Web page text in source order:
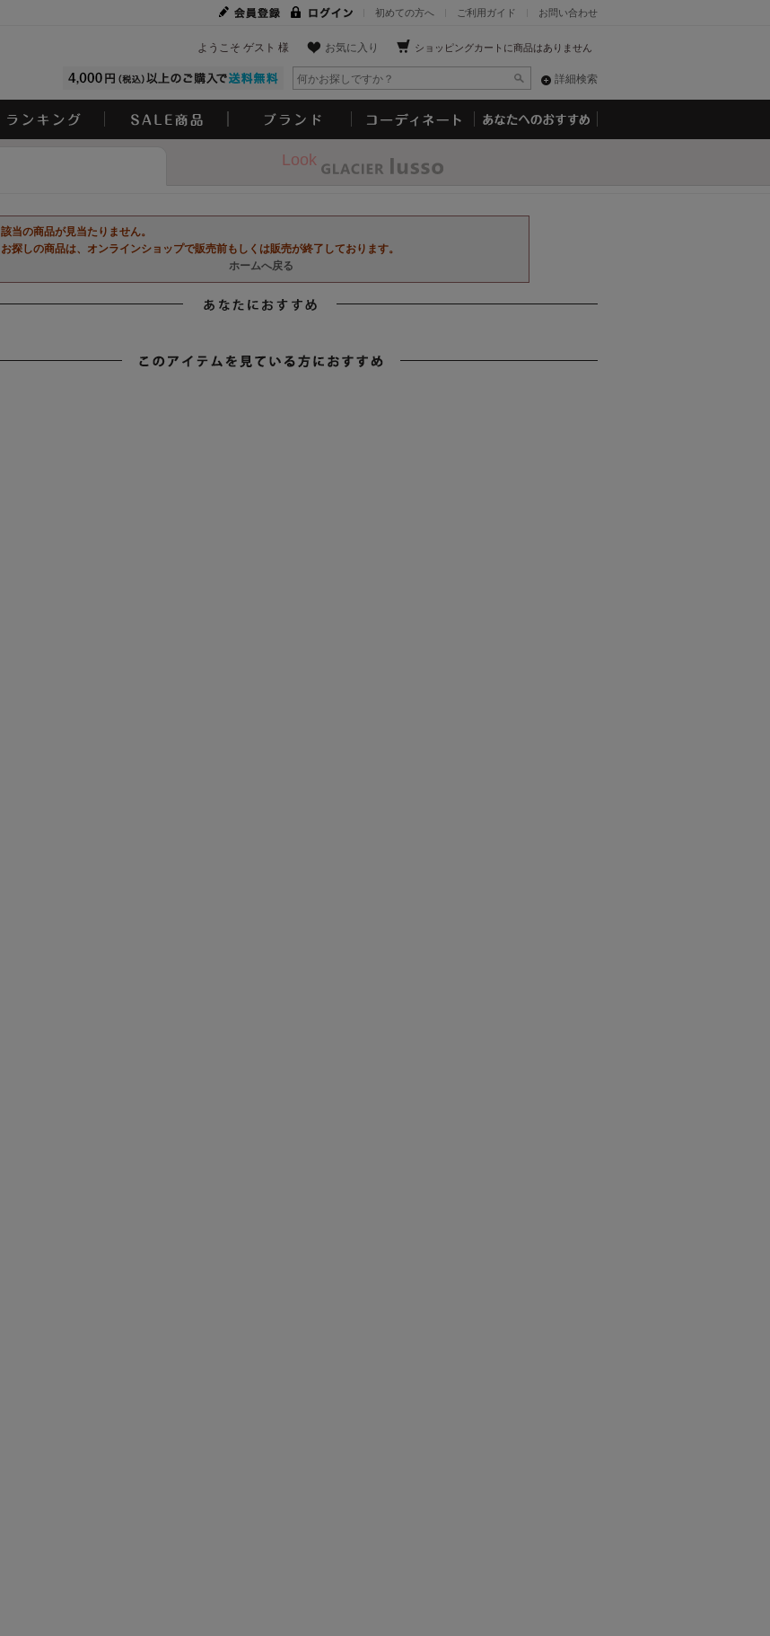
お問い合わせ
ご利用ガイド
初めての方へ
ショッピングカートに商品はありません
お気に入り
ようこそ ゲスト 様
詳細検索
Look
該当の商品が見当たりません。
お探しの商品は、オンラインショップで販売前もしくは販売が終了しております。
ホームへ戻る